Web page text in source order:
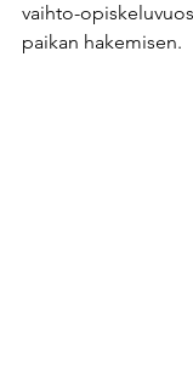
vaihto-
paikan hakemisen.